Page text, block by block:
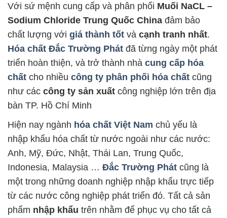
Với sứ mệnh cung cấp và phân phối Muối NaCL –
Sodium Chloride Trung Quốc China đảm bảo
chất lượng với giá thành tốt và cạnh tranh nhất.
Hóa chất Đắc Trường Phát đã từng ngày một phát
triển hoàn thiện, và trở thành nhà cung cấp hóa
chất cho nhiều công ty phân phối hóa chất cũng
như các công ty sản xuất công nghiệp lớn trên địa
bàn TP. Hồ Chí Minh
Hiện nay ngành hóa chất Việt Nam chủ yếu là
nhập khẩu hóa chất từ nước ngoài như các nước:
Anh, Mỹ, Đức, Nhật, Thái Lan, Trung Quốc,
Indonesia, Malaysia … Đắc Trường Phát cũng là
một trong những doanh nghiệp nhập khẩu trực tiếp
từ các nước công nghiệp phát triển đó. Tất cả sản
phẩm nhập khẩu trên nhằm để phục vụ cho tất cả